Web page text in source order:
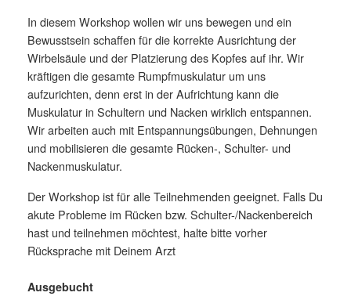
In diesem Workshop wollen wir uns bewegen und ein
Bewusstsein schaffen für die korrekte Ausrichtung der
Wirbelsäule und der Platzierung des Kopfes auf ihr. Wir
kräftigen die gesamte Rumpfmuskulatur um uns
aufzurichten, denn erst in der Aufrichtung kann die
Muskulatur in Schultern und Nacken wirklich entspannen.
Wir arbeiten auch mit Entspannungsübungen, Dehnungen
und mobilisieren die gesamte Rücken-, Schulter- und
Nackenmuskulatur.
Der Workshop ist für alle Teilnehmenden geeignet. Falls Du
akute Probleme im Rücken bzw. Schulter-/Nackenbereich
hast und teilnehmen möchtest, halte bitte vorher
Rücksprache mit Deinem Arzt
Ausgebucht